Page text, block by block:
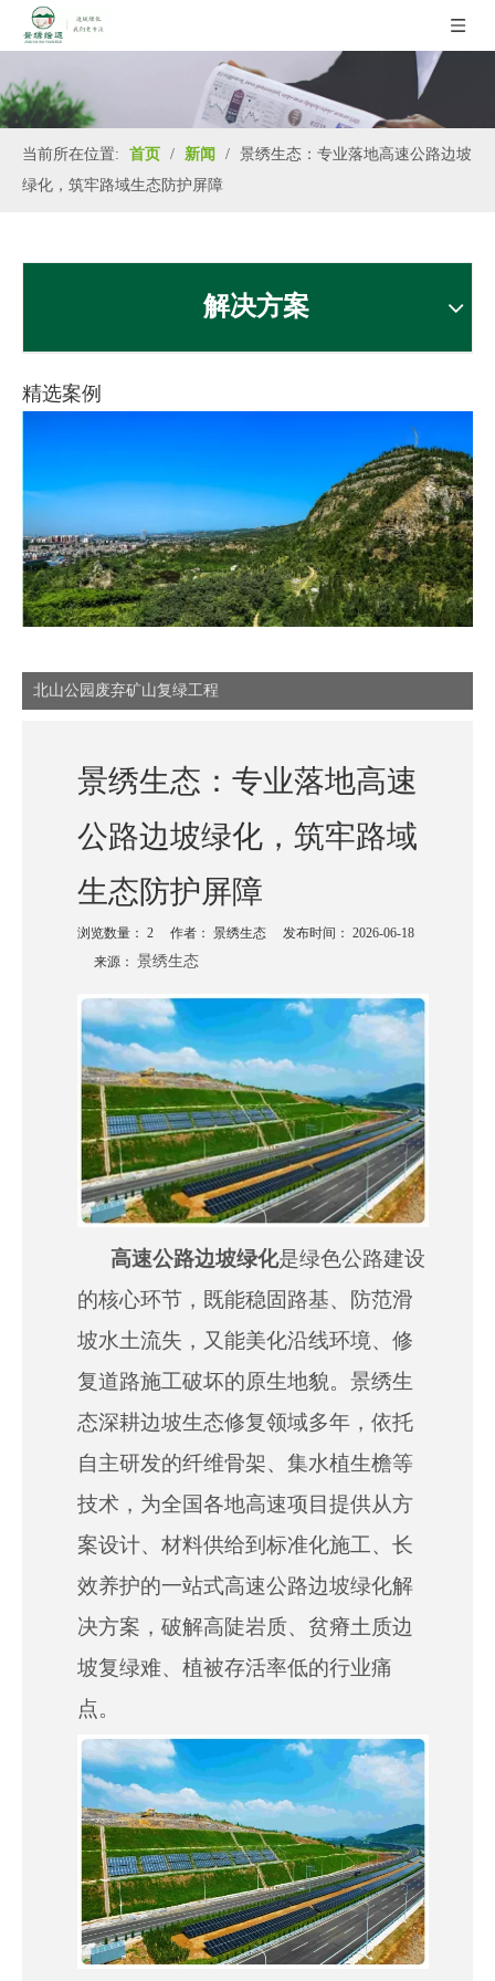
当前所在位置: 首页 / 新闻 / 景绣生态：专业落地高速公路边坡
绿化，筑牢路域生态防护屏障
解决方案
精选案例
北山公园废弃矿山复绿工程
景绣生态：专业落地高速
公路边坡绿化，筑牢路域
生态防护屏障
浏览数量： 2 作者： 景绣生态 发布时间： 2026-06-18
来源： 景绣生态
["wechat","weibo","qzone","douban","email"]
高速公路边坡绿化是绿色公路建设
的核心环节，既能稳固路基、防范滑
坡水土流失，又能美化沿线环境、修
复道路施工破坏的原生地貌。景绣生
态深耕边坡生态修复领域多年，依托
自主研发的纤维骨架、集水植生檐等
技术，为全国各地高速项目提供从方
案设计、材料供给到标准化施工、长
效养护的一站式高速公路边坡绿化解
决方案，破解高陡岩质、贫瘠土质边
坡复绿难、植被存活率低的行业痛
点。